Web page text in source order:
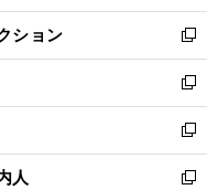
開
く
ウ
で
開
く
ン
ド
ウ
で
開
く
ウ
ィ
ン
ド
ウ
で
開
く
ション
新
し
い
ウ
ィ
ン
ド
新
し
い
ウ
ィ
新
し
い
人
新